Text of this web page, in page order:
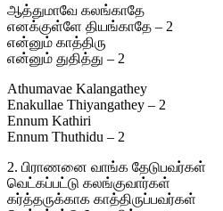
ஆத்துமாவே கலங்காதே
எனக்குள்ளே தியங்காதே – 2
என்னும் காத்திரு
என்னும் துதித்து – 2
Athumavae Kalangathey
Enakullae Thiyangathey – 2
Ennum Kathiri
Ennum Thuthidu – 2
2. பிராணனை வாங்க தேடுபவர்கள்
வெட்கப்பட்டு கலங்குவார்கள்
கர்த்தருக்காக காத்திருப்பவர்கள்